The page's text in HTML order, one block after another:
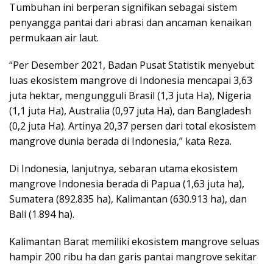
Tumbuhan ini berperan signifikan sebagai sistem
penyangga pantai dari abrasi dan ancaman kenaikan
permukaan air laut.
“Per Desember 2021, Badan Pusat Statistik menyebut
luas ekosistem mangrove di Indonesia mencapai 3,63
juta hektar, mengungguli Brasil (1,3 juta Ha), Nigeria
(1,1 juta Ha), Australia (0,97 juta Ha), dan Bangladesh
(0,2 juta Ha). Artinya 20,37 persen dari total ekosistem
mangrove dunia berada di Indonesia,” kata Reza.
Di Indonesia, lanjutnya, sebaran utama ekosistem
mangrove Indonesia berada di Papua (1,63 juta ha),
Sumatera (892.835 ha), Kalimantan (630.913 ha), dan
Bali (1.894 ha).
Kalimantan Barat memiliki ekosistem mangrove seluas
hampir 200 ribu ha dan garis pantai mangrove sekitar